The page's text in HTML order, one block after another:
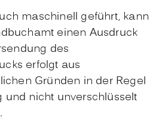
maschinell geführt, kann
einen Ausdruck
des
erfolgt aus
Gründen in der Regel
und nicht unverschlüsselt